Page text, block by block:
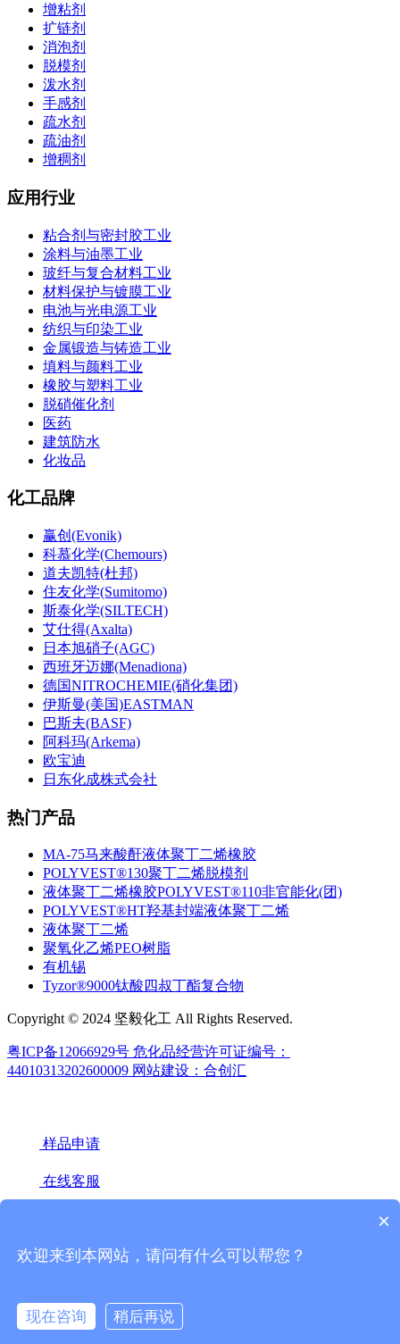
增粘剂
扩链剂
消泡剂
脱模剂
泼水剂
手感剂
疏水剂
疏油剂
增稠剂
应用行业
粘合剂与密封胶工业
涂料与油墨工业
玻纤与复合材料工业
材料保护与镀膜工业
电池与光电源工业
纺织与印染工业
金属锻造与铸造工业
填料与颜料工业
橡胶与塑料工业
脱硝催化剂
医药
建筑防水
化妆品
化工品牌
赢创(Evonik)
科慕化学(Chemours)
道夫凯特(杜邦)
住友化学(Sumitomo)
斯泰化学(SILTECH)
艾仕得(Axalta)
日本旭硝子(AGC)
西班牙迈娜(Menadiona)
德国NITROCHEMIE(硝化集团)
伊斯曼(美国)EASTMAN
巴斯夫(BASF)
阿科玛(Arkema)
欧宝迪
日东化成株式会社
热门产品
MA-75马来酸酐液体聚丁二烯橡胶
POLYVEST®130聚丁二烯脱模剂
液体聚丁二烯橡胶POLYVEST®110非官能化(团)
POLYVEST®HT羟基封端液体聚丁二烯
液体聚丁二烯
聚氧化乙烯PEO树脂
有机锡
Tyzor®9000钛酸四叔丁酯复合物
Copyright © 2024 坚毅化工 All Rights Reserved.
粤ICP备12066929号 危化品经营许可证编号：
44010313202600009 网站建设：合创汇
样品申请
在线客服
官方媒体
×
欢迎来到本网站，请问有什么可以帮您？
现在咨询 稍后再说